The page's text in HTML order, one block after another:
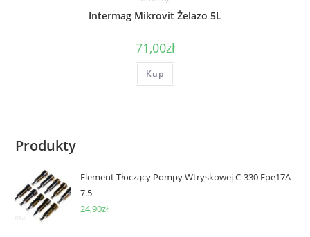
Intermag Mikrovit Żelazo 5L
71,00zł
Kup
Produkty
Element Tłoczący Pompy Wtryskowej C-330 Fpe17A-
7.5
24,90zł